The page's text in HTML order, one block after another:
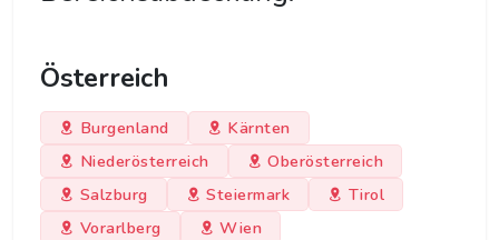
Österreich
Burgenland
Kärnten
Niederösterreich
Oberösterreich
Salzburg
Steiermark
Tirol
Vorarlberg
Wien